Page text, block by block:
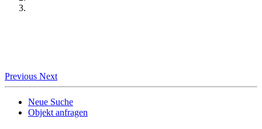
Previous Next
Neue Suche
Objekt anfragen